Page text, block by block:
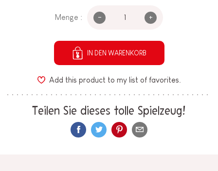
Menge : - +
IN DEN WARENKORB
Add this product to my list of favorites.
Teilen Sie dieses tolle Spielzeug!